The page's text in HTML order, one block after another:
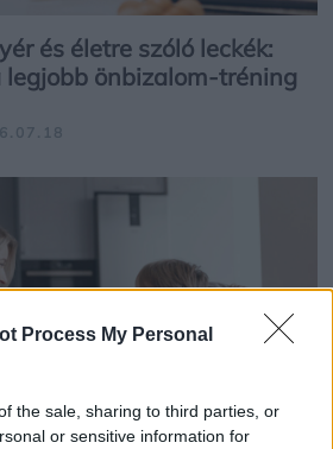
Process My Personal
the sale, sharing to third parties, or
or sensitive information for
és életre szóló leckék:
önbizalom-tréning